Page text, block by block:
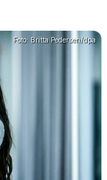
Foto: Britta Pedersen/dpa